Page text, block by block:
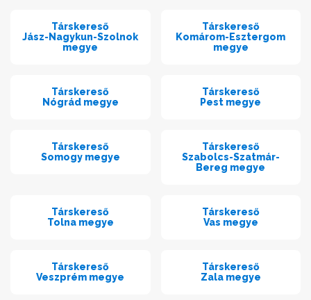
Társkereső
Jász-Nagykun-Szolnok
megye
Társkereső
Komárom-Esztergom
megye
Társkereső
Nógrád megye
Társkereső
Pest megye
Társkereső
Somogy megye
Társkereső
Szabolcs-Szatmár-
Bereg megye
Társkereső
Tolna megye
Társkereső
Vas megye
Társkereső
Veszprém megye
Társkereső
Zala megye